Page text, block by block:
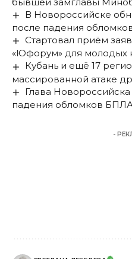
бывшей замглавы
В Новороссийске
после падения
Стартовал приём
«Юфорум» для молодых
Кубань и ещё 17
массированной атаке
Глава
падения обломков
-